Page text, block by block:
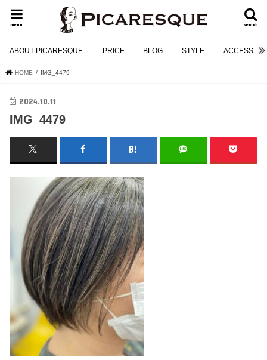
search
menu
ABOUT PICARESQUE PRICE BLOG STYLE ACCESS
HOME IMG_4479
2024.10.11
IMG_4479